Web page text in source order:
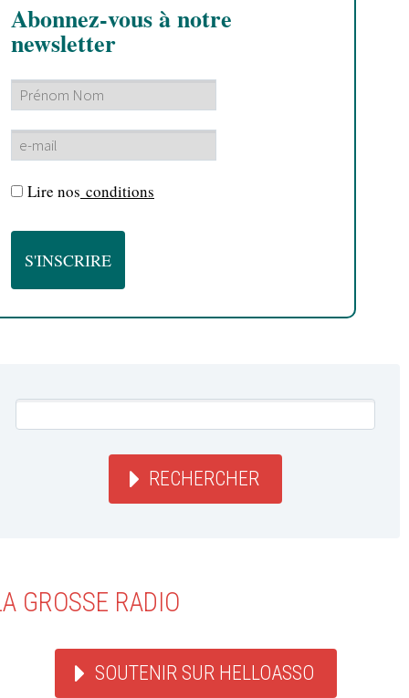
Abonnez-vous à notre
newsletter
Lire nos conditions
RECHERCHER
GROSSE RADIO
SOUTENIR SUR HELLOASSO